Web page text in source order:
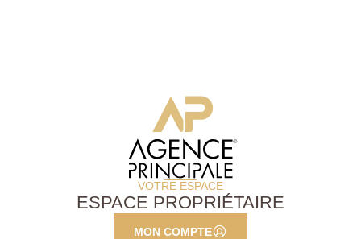
m² ? 13,15 m² ? 15,5 m²) ainsi qu'une salle d'eau
avec toilettes. Un appartement 2 pièces indépendant :
agréable pièce de vie avec cuisine ouverte (19,6 m²),
une chambre (11,84 m²) et une salle d'eau avec
VOTRE ESPACE
ESPACE PROPRIÉTAIRE
MON COMPTE